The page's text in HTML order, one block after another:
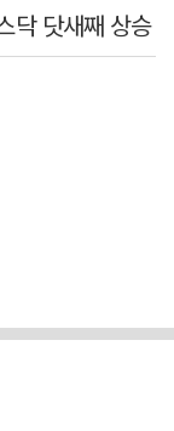
닥 닷새째 상승